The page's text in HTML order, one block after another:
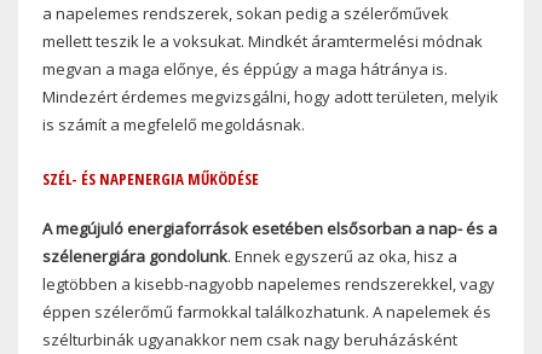
a napelemes rendszerek, sokan pedig a szélerőművek
mellett teszik le a voksukat. Mindkét áramtermelési módnak
megvan a maga előnye, és éppúgy a maga hátránya is.
Mindezért érdemes megvizsgálni, hogy adott területen, melyik
is számít a megfelelő megoldásnak.
SZÉL- ÉS NAPENERGIA MŰKÖDÉSE
A megújuló energiaforrások esetében elsősorban a nap- és a
szélenergiára gondolunk. Ennek egyszerű az oka, hisz a
legtöbben a kisebb-nagyobb napelemes rendszerekkel, vagy
éppen szélerőmű farmokkal találkozhatunk. A napelemek és
szélturbinák ugyanakkor nem csak nagy beruházásként